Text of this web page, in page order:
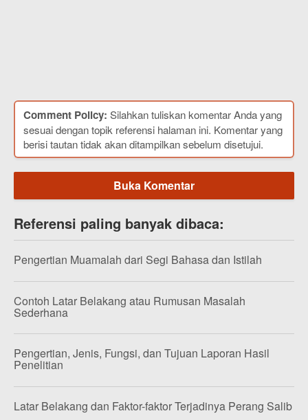
Comment Policy: Silahkan tuliskan komentar Anda yang
sesuai dengan topik referensi halaman ini. Komentar yang
berisi tautan tidak akan ditampilkan sebelum disetujui.
Buka Komentar
Referensi paling banyak dibaca:
Pengertian Muamalah dari Segi Bahasa dan Istilah
Contoh Latar Belakang atau Rumusan Masalah
Sederhana
Pengertian, Jenis, Fungsi, dan Tujuan Laporan Hasil
Penelitian
Latar Belakang dan Faktor-faktor Terjadinya Perang Salib